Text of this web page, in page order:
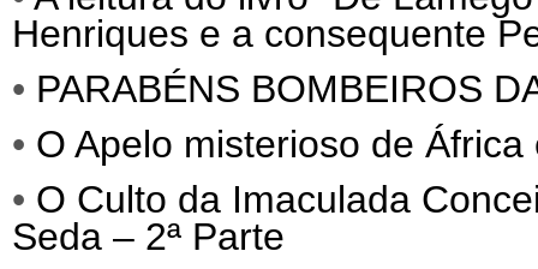
Henriques e a consequente
• PARABÉNS BOMBEIROS
• O Apelo misterioso de
• O Culto da Imaculada
Seda – 2ª Parte